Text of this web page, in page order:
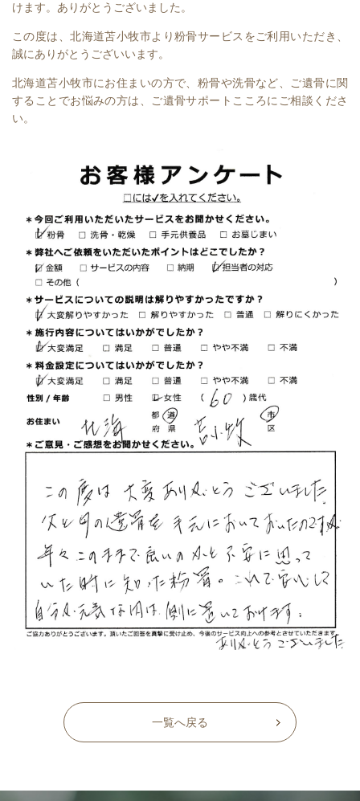
けます。ありがとうございました。
この度は、北海道苫小牧市より粉骨サービスをご利用いただき、
誠にありがとうございいます。
北海道苫小牧市にお住まいの方で、粉骨や洗骨など、ご遺骨に関
することでお悩みの方は、ご遺骨サポートこころにご相談くださ
い。
一覧へ戻る